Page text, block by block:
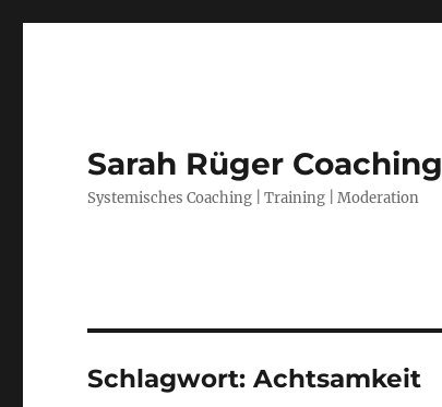
Sarah Rüger Coaching
Systemisches Coaching | Training | Moderation
Schlagwort:Achtsamkeit